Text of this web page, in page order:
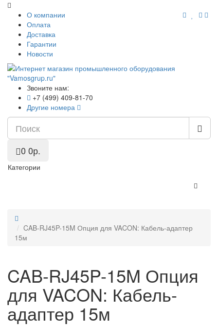
О компании
Оплата
Доставка
Гарантии
Новости
Звоните нам:
+7 (499) 409-81-70
Другие номера
0 0р.
Категории
CAB-RJ45P-15M Опция для VACON: Кабель-адаптер
15м
CAB-RJ45P-15M Опция
для VACON: Кабель-
адаптер 15м